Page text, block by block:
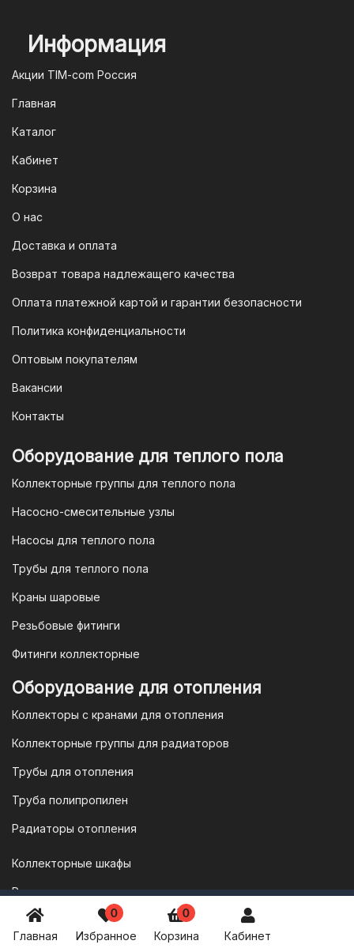
Главная
0
Избранное
0
Корзина Кабинет
8 800 777 1957
vodonos-opt@mail.ru
ПН-ПТ: 8:30 - 17:00
Информация
Акции TIM-com Россия
Главная
Каталог
Кабинет
Корзина
О нас
Доставка и оплата
Возврат товара надлежащего качества
Оплата платежной картой и гарантии безопасности
Политика конфиденциальности
Оптовым покупателям
Вакансии
Контакты
Оборудование для теплого пола
Коллекторные группы для теплого пола
Насосно-смесительные узлы
Насосы для теплого пола
Трубы для теплого пола
Краны шаровые
Резьбовые фитинги
Фитинги коллекторные
Оборудование для отопления
Коллекторы с кранами для отопления
Коллекторные группы для радиаторов
Трубы для отопления
Труба полипропилен
Радиаторы отопления
Коллекторные шкафы
Радиаторная арматура
Оборудование для котельных